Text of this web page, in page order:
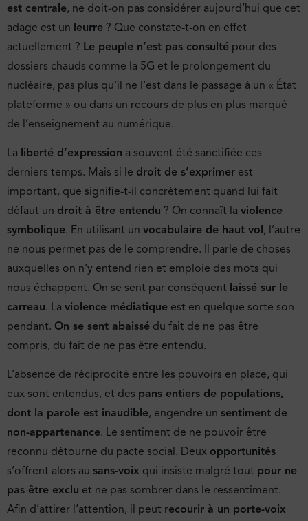
est centrale, ne doit-on pas considérer aujourd’hui que cet
adage est un leurre ? Que constate-t-on en effet
actuellement ? Le peuple n’est pas consulté pour des
dossiers chauds comme la 5G et le prolongement du
nucléaire, pas plus qu’il ne l’est dans le passage à un « État
plateforme » ou dans un recours de plus en plus marqué
de l’enseignement au numérique.
La liberté d’expression a souvent été sanctifiée ces
derniers temps. Mais si le droit de s’exprimer est
important, que signifie-t-il concrètement quand lui fait
défaut un droit à être entendu ? On connaît la violence
symbolique. En utilisant un vocabulaire de haut vol, l’autre
ne nous permet pas de le comprendre. Il parle de choses
auxquelles on n’y entend rien et emploie des mots qui
nous échappent. On se sent par conséquent laissé sur le
carreau. La violence médiatique est en quelque sorte son
pendant. On se sent abaissé du fait de ne pas être
compris, du fait de ne pas être entendu.
L’absence de réciprocité entre les pouvoirs en place, qui
eux sont entendus, et des pans entiers de populations,
dont la parole est inaudible, engendre un sentiment de
non-appartenance. Le sentiment de ne pouvoir être
reconnu détourne du pacte social. Deux opportunités
s’offrent alors au sans-voix qui insiste malgré tout pour ne
pas être exclu et ne pas sombrer dans le ressentiment.
Afin d’attirer l’attention, il peut recourir à un porte-voix